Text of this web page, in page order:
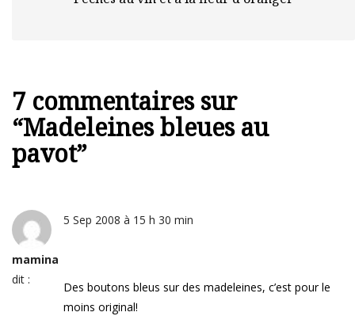
7 commentaires sur
“Madeleines bleues au
pavot”
mamina
dit :
5 Sep 2008 à 15 h 30 min
Des boutons bleus sur des madeleines, c’est pour le
moins original!